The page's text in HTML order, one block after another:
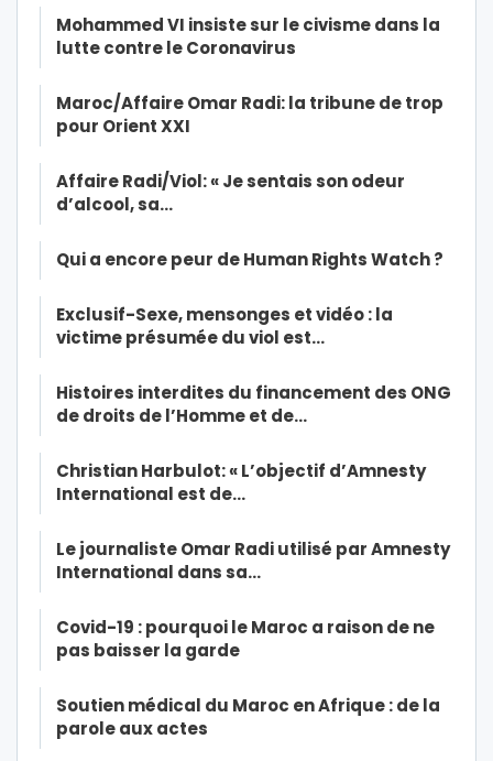
Mohammed VI insiste sur le civisme dans la
lutte contre le Coronavirus
Maroc/Affaire Omar Radi: la tribune de trop
pour Orient XXI
Affaire Radi/Viol: « Je sentais son odeur
d’alcool, sa…
Qui a encore peur de Human Rights Watch ?
Exclusif-Sexe, mensonges et vidéo : la
victime présumée du viol est…
Histoires interdites du financement des ONG
de droits de l’Homme et de…
Christian Harbulot: « L’objectif d’Amnesty
International est de…
Le journaliste Omar Radi utilisé par Amnesty
International dans sa…
Covid-19 : pourquoi le Maroc a raison de ne
pas baisser la garde
Soutien médical du Maroc en Afrique : de la
parole aux actes